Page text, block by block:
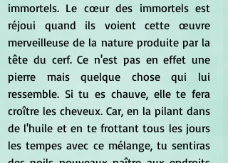
immortels. Le cœur des immortels est
réjoui quand ils voient cette œuvre
merveilleuse de la nature produite par la
tête du cerf. Ce n'est pas en effet une
pierre mais quelque chose qui lui
ressemble. Si tu es chauve, elle te fera
croître les cheveux. Car, en la pilant dans
de l'huile et en te frottant tous les jours
les tempes avec ce mélange, tu sentiras